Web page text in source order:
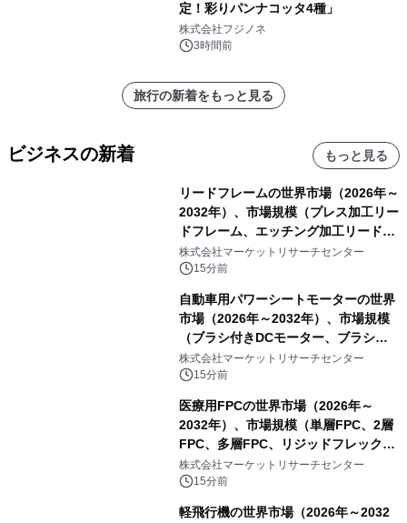
定！彩りパンナコッタ4種」
株式会社フジノネ
3時間前
旅行の新着をもっと見る
ビジネスの新着 もっと見る
リードフレームの世界市場（2026年～
2032年）、市場規模（プレス加工リー
ドフレーム、エッチング加工リードフ
レーム）・分析レポートを発表
株式会社マーケットリサーチセンター
15分前
自動車用パワーシートモーターの世界
市場（2026年～2032年）、市場規模
（ブラシ付きDCモーター、ブラシレ
スDCモーター）・分析レポートを発
表
株式会社マーケットリサーチセンター
15分前
医療用FPCの世界市場（2026年～
2032年）、市場規模（単層FPC、2層
FPC、多層FPC、リジッドフレックス
PCB）・分析レポートを発表
株式会社マーケットリサーチセンター
15分前
軽飛行機の世界市場（2026年～2032